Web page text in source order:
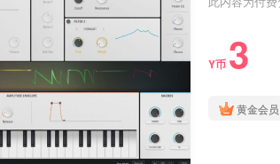
Y币 3
黄金会员